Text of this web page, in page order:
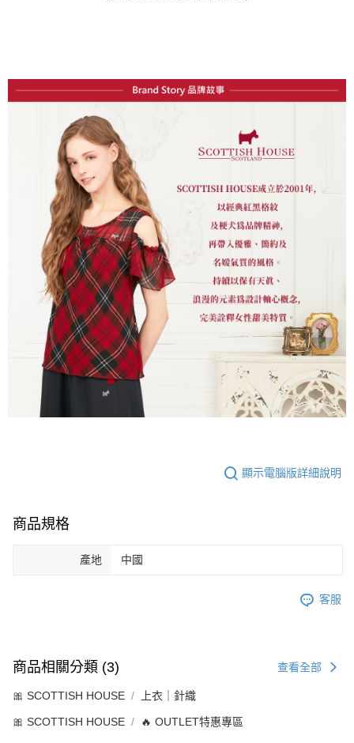
顯示電腦版詳細說明
商品規格
產地 中國
客服
商品相關分類 (3) 查看全部
🎀 SCOTTISH HOUSE 上衣｜針織
🎀 SCOTTISH HOUSE 🔥 OUTLET特惠專區